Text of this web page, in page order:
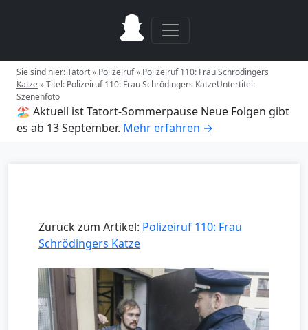
Sie sind hier:Tatort» Polizeiruf» Polizeiruf 110: Frau Schrödingers
Katze»Titel: Polizeiruf 110: Frau Schrödingers KatzeUntertitel:
Szenenfoto
🏖️ Aktuell ist Tatort-Sommerpause Neue Folgen gibt
es ab 13 September. Mehr erfahren →
Zurück zum Artikel: Polizeiruf 110: Frau
Schrödingers Katze